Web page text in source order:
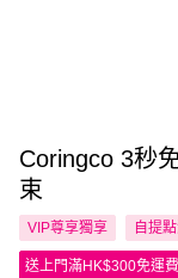
Coringco 3秒
束
VIP尊享獨享 自提
送上門滿HK$300免運費